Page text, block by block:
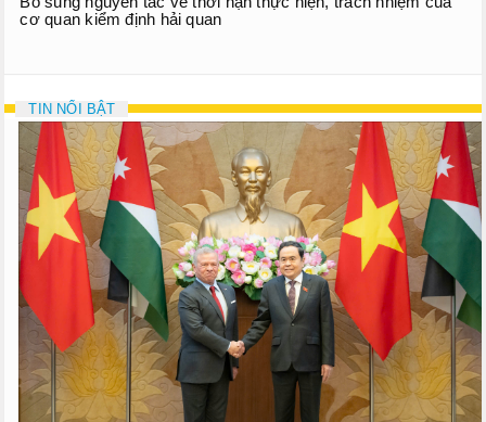
cơ quan kiểm định hải quan
TIN NỔI BẬT